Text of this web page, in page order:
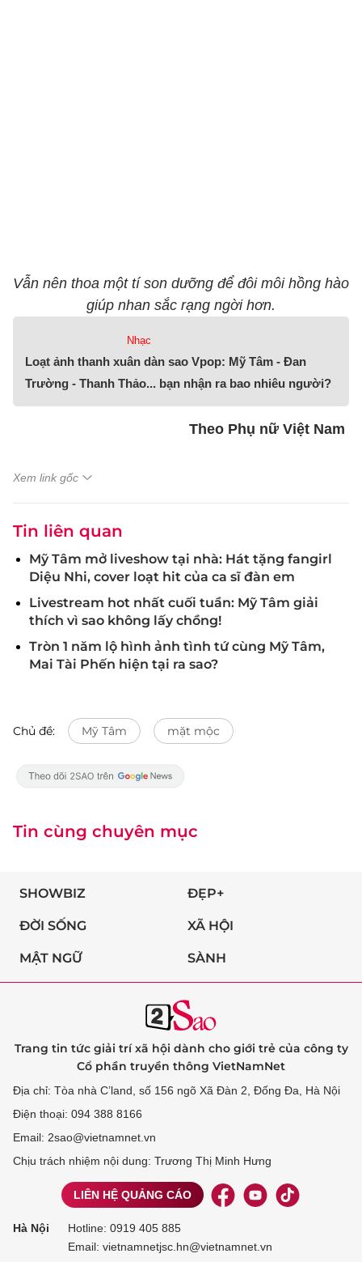
Vẫn nên thoa một tí son dưỡng để đôi môi hồng hào
giúp nhan sắc rạng ngời hơn.
Nhạc
Loạt ảnh thanh xuân dàn sao Vpop: Mỹ Tâm - Đan
Trường - Thanh Thảo... bạn nhận ra bao nhiêu người?
Theo Phụ nữ Việt Nam
Xem link gốc
Tin liên quan
Mỹ Tâm mở liveshow tại nhà: Hát tặng fangirl
Diệu Nhi, cover loạt hit của ca sĩ đàn em
Livestream hot nhất cuối tuần: Mỹ Tâm giải
thích vì sao không lấy chồng!
Tròn 1 năm lộ hình ảnh tình tứ cùng Mỹ Tâm,
Mai Tài Phến hiện tại ra sao?
Chủ đề: Mỹ Tâm mặt mộc
Tin cùng chuyên mục
SHOWBIZ ĐẸP+
ĐỜI SỐNG XÃ HỘI
MẬT NGỮ SÀNH
Trang tin tức giải trí xã hội dành cho giới trẻ của công ty
Cổ phần truyền thông VietNamNet
Địa chỉ: Tòa nhà C’land, số 156 ngõ Xã Đàn 2, Đống Đa, Hà Nội
Điện thoại: 094 388 8166
Email: 2sao@vietnamnet.vn
Chịu trách nhiệm nội dung: Trương Thị Minh Hưng
LIÊN HỆ QUẢNG CÁO
Hà Nội Hotline: 0919 405 885
Email: vietnamnetjsc.hn@vietnamnet.vn